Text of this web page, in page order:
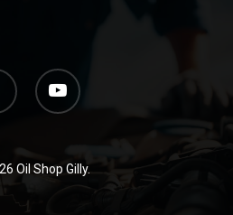
youtube
Oil Shop Gilly.